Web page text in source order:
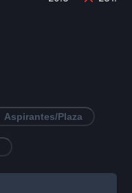
Aspirantes/Plaza